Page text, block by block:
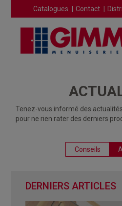
Catalogues Contact
Tenez-vous informé des actualités
pour ne rien rater des derniers
Conseils
DERNIERS ARTICLES